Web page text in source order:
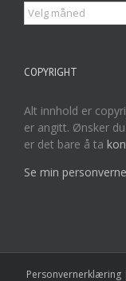
Arkiv
COPYRIGHT
Alt innhold er
er angitt. Ønsker
er det bare å ta
Se min
Personvernerklæring